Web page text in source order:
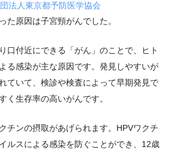
法人東京都予防医学協会
た原因は子宮頸がんでした。
口付近にできる「がん」のことで、ヒト
る感染が主な原因です。発見しやすいが
ていて、検診や検査によって早期発見で
く生存率の高いがんです。
チンの摂取があげられます。HPVワクチ
ルスによる感染を防ぐことができ、12歳